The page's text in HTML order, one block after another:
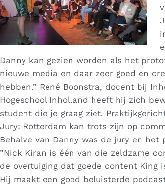
Danny kan gezien worden als het
nieuwe media en daar zeer goed en
hebben.” René Boonstra, docent bij
Hogeschool Inholland heeft hij zich
student die je graag ziet.
Jury: Rotterdam kan trots zijn op
Behalve van Danny was de jury en
”Nick Kiran is één van die zeldzame
de overtuiging dat goede content
Hij maakt een goed beluisterde